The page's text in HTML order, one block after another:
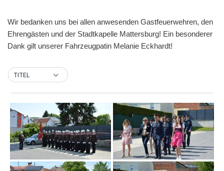
Wir bedanken uns bei allen anwesenden Gastfeuerwehren, den
Ehrengästen und der Stadtkapelle Mattersburg! Ein besonderer
Dank gilt unserer Fahrzeugpatin Melanie Eckhardt!
TITEL